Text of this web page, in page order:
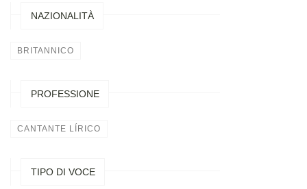
NAZIONALITÀ
BRITANNICO
PROFESSIONE
CANTANTE LÍRICO
TIPO DI VOCE